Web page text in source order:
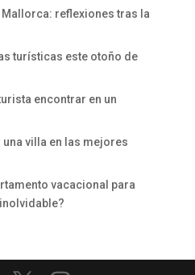
reflexiones tras la
turísticas este otoño de
encontrar en un
villa en las mejores
vacacional para